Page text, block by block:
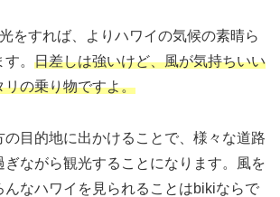
をすれば、よりハワイの気候の素晴ら
。 日差しは強いけど、風が気持ちいい
リの乗り物ですよ。
の目的地に出かけることで、様々な道路
ぎながら観光することになります。風を
んなハワイを見られることはbikiならで